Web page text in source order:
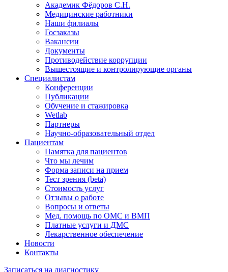
Академик Фёдоров С.Н.
Медицинские работники
Наши филиалы
Госзаказы
Вакансии
Документы
Противодействие коррупции
Вышестоящие и контролирующие органы
Специалистам
Конференции
Публикации
Обучение и стажировка
Wetlab
Партнеры
Научно-образовательный отдел
Пациентам
Памятка для пациентов
Что мы лечим
Форма записи на прием
Тест зрения (beta)
Стоимость услуг
Отзывы о работе
Вопросы и ответы
Мед. помощь по ОМС и ВМП
Платные услуги и ДМС
Лекарственное обеспечение
Новости
Контакты
Записаться на диагностику